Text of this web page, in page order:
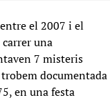
el 2007 i el
una
7 misteris
documentada
en una festa